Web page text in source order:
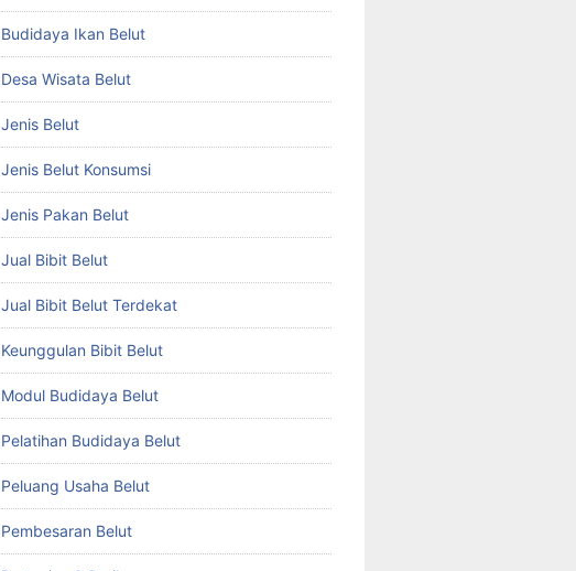
Budidaya Ikan Belut
Desa Wisata Belut
Jenis Belut
Jenis Belut Konsumsi
Jenis Pakan Belut
Jual Bibit Belut
Jual Bibit Belut Terdekat
Keunggulan Bibit Belut
Modul Budidaya Belut
Pelatihan Budidaya Belut
Peluang Usaha Belut
Pembesaran Belut